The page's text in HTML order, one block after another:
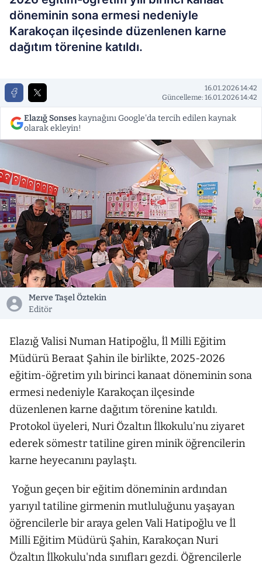
döneminin sona ermesi nedeniyle
Karakoçan ilçesinde düzenlenen karne
dağıtım törenine katıldı.
16.01.2026 14:42
Güncelleme: 16.01.2026 14:42
Elazığ Sonseskaynağını Google'da tercih edilen kaynak
olarak ekleyin!
Merve Taşel Öztekin
Editör
Elazığ Valisi Numan Hatipoğlu, İl Milli Eğitim
Müdürü Beraat Şahin ile birlikte, 2025-2026
eğitim-öğretim yılı birinci kanaat döneminin sona
ermesi nedeniyle Karakoçan ilçesinde
düzenlenen karne dağıtım törenine katıldı.
Protokol üyeleri, Nuri Özaltın İlkokulu’nu ziyaret
ederek sömestr tatiline giren minik öğrencilerin
karne heyecanını paylaştı.
Yoğun geçen bir eğitim döneminin ardından
yarıyıl tatiline girmenin mutluluğunu yaşayan
öğrencilerle bir araya gelen Vali Hatipoğlu ve İl
Milli Eğitim Müdürü Şahin, Karakoçan Nuri
Özaltın İlkokulu'nda sınıfları gezdi. Öğrencilerle